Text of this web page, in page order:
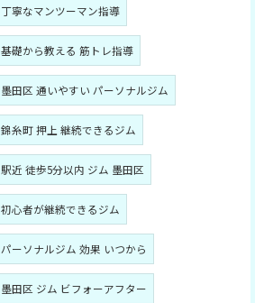
丁寧なマンツーマン指導
基礎から教える 筋トレ指導
墨田区 通いやすい パーソナルジム
錦糸町 押上 継続できるジム
駅近 徒歩5分以内 ジム 墨田区
初心者が継続できるジム
パーソナルジム 効果 いつから
墨田区 ジム ビフォーアフター